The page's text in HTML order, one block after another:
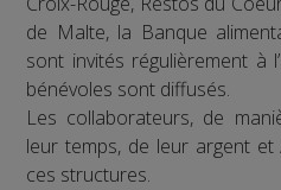
de Malte, la Banque
sont invités régulièrement à
bénévoles sont diffusés.
Les collaborateurs, de
leur temps, de leur argent
ces structures.